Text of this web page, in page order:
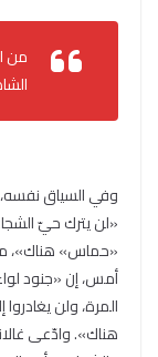
من
وفي السياق نفسه،
«لن يترك حيّ
«حماس» هناك»،
أمس، إن «جنود
المرة، ولن
هناك». وادّعى